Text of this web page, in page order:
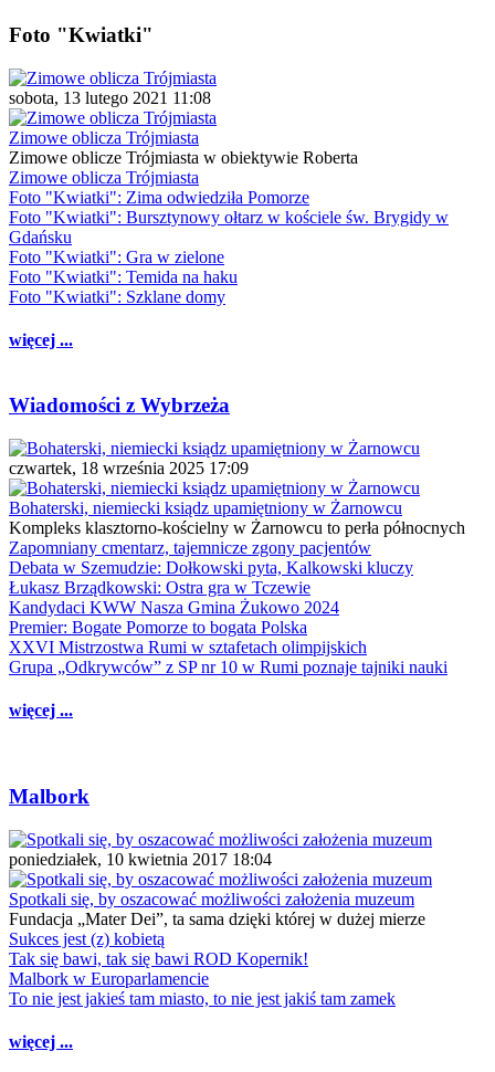
Foto "Kwiatki"
sobota, 13 lutego 2021 11:08
Zimowe oblicza Trójmiasta
Zimowe oblicze Trójmiasta w obiektywie Roberta
Zimowe oblicza Trójmiasta
Foto "Kwiatki": Zima odwiedziła Pomorze
Foto "Kwiatki": Bursztynowy ołtarz w kościele św. Brygidy w
Gdańsku
Foto "Kwiatki": Gra w zielone
Foto "Kwiatki": Temida na haku
Foto "Kwiatki": Szklane domy
więcej ...
Wiadomości z Wybrzeża
czwartek, 18 września 2025 17:09
Bohaterski, niemiecki ksiądz upamiętniony w Żarnowcu
Kompleks klasztorno-kościelny w Żarnowcu to perła północnych
Zapomniany cmentarz, tajemnicze zgony pacjentów
Debata w Szemudzie: Dołkowski pyta, Kalkowski kluczy
Łukasz Brządkowski: Ostra gra w Tczewie
Kandydaci KWW Nasza Gmina Żukowo 2024
Premier: Bogate Pomorze to bogata Polska
XXVI Mistrzostwa Rumi w sztafetach olimpijskich
Grupa „Odkrywców” z SP nr 10 w Rumi poznaje tajniki nauki
więcej ...
Malbork
poniedziałek, 10 kwietnia 2017 18:04
Spotkali się, by oszacować możliwości założenia muzeum
Fundacja „Mater Dei”, ta sama dzięki której w dużej mierze
Sukces jest (z) kobietą
Tak się bawi, tak się bawi ROD Kopernik!
Malbork w Europarlamencie
To nie jest jakieś tam miasto, to nie jest jakiś tam zamek
więcej ...